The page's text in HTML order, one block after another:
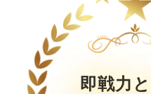
即戦力